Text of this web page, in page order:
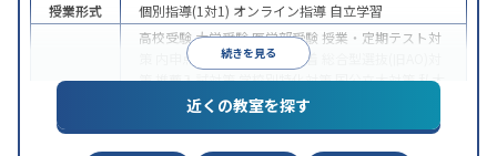
続きを見る
授業形式
個別指導(1対1) オンライン指導 自立学習
高校受験大学受験医学部受験 授業・定期テスト対
内申点対策学習習慣の定着
策推薦入試対策学校別特化対策国公立大対策私大
共通テスト対策英検(英語検定)対策
その
近くの教室を探す